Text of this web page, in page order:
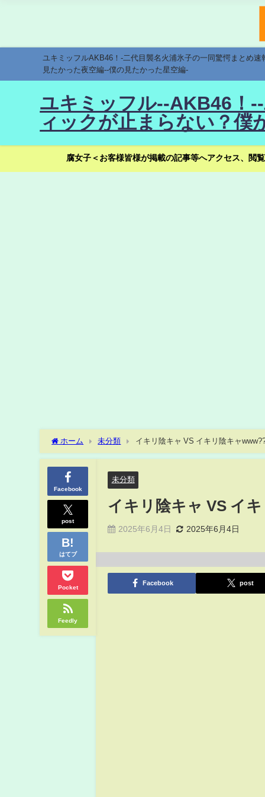
ユキミッフルAKB46！-二代目襲名火浦氷子の一同驚愕まとめ
見たかった夜空編--僕の見たかった星空編-
ユキミッフル--AKB46！
ィックが止まらない？僕
腐女子＜お客様皆様が掲載の記事等へアクセス、閲
ホーム 未分類 イキリ陰キャ VS イキリ陰キャ
Facebook
post
はてブ
Pocket
Feedly
未分類
イキリ陰キャ VS イ
2025年6月4日 2025年6月4日
Facebook post